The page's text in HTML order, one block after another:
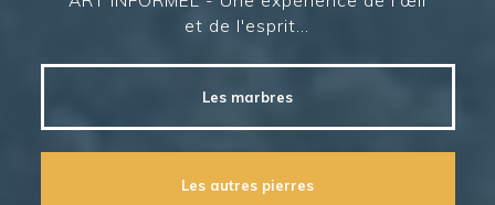
et de l'esprit...
Les marbres
Les autres pierres